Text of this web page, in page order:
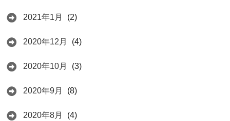
2021年1月 (2)
2020年12月 (4)
2020年10月 (3)
2020年9月 (8)
2020年8月 (4)